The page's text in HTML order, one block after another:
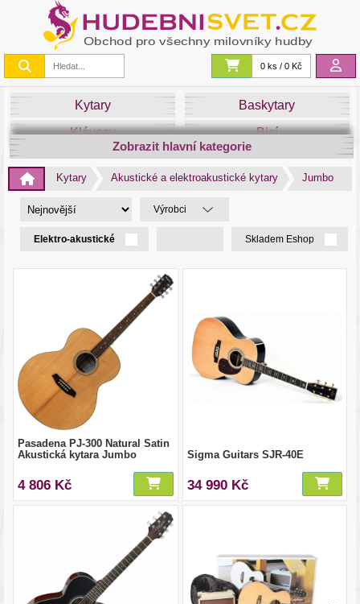
0 ks / 0 Kč
Kytary
Baskytary
Klávesy
Bicí
Smyčce
Dechy
Světla
Zvuk&Studio
Zobrazit hlavní kategorie
Kytary Akustické a elektroakustické kytary Jumbo
Výrobci
Elektro-akustické Skladem Eshop
Pasadena PJ-300 Natural Satin
Akustická kytara Jumbo
4 806 Kč
Sigma Guitars SJR-40E
34 990 Kč